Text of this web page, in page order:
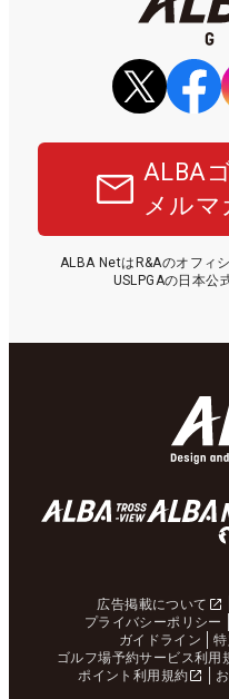
ALBA
メルマ
ALBA NetはR&Aのオフィ
USLPGAの日本公
広告掲載について
プライバシーポリシー
ガイドライン
ゴルフ場予約サービス利用
ポイント利用規約